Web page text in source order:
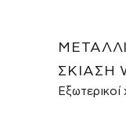
ΣΚΊΑΣΗ
Εξωτερικοί